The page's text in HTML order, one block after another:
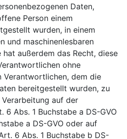
Daten,
Person einem
wurden, in einem
und maschinenlesbaren
hat außerdem das Recht, diese
ohne
Verantwortlichen, dem die
bereitgestellt wurden, zu
auf der
6 Abs. 1 Buchstabe a DS-GVO
a DS-GVO oder auf
6 Abs. 1 Buchstabe b DS-